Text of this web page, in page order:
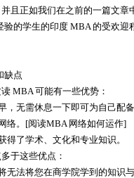
且正如我们在之前的一篇文
的学生的印度 MBA 的受欢
缺点
MBA 可能有一些优势：
，无需休息一下即可为自己配
络。[阅读MBA 网络如何运作]
得了学术、文化和专业知识。
于这些优点：
无法将您在商学院学到的知识